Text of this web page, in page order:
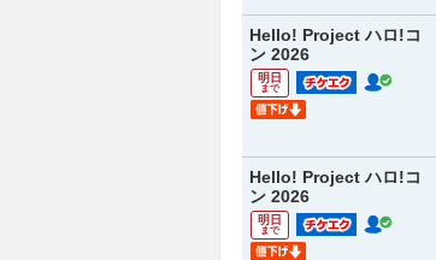
Hello! Project ハロ!コ
ン 2026
明日
まで
Hello! Project ハロ!コ
ン 2026
明日
まで